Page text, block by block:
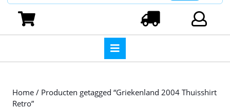
Home / Producten getagged “Griekenland 2004 Thuisshirt
Retro”